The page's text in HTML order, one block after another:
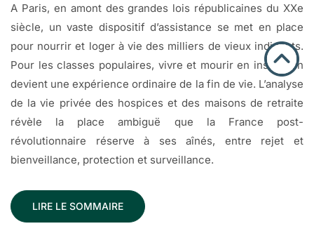
A Paris, en amont des grandes lois républicaines du XXe
siècle, un vaste dispositif d’assistance se met en place
pour nourrir et loger à vie des milliers de vieux indigents.
Pour les classes populaires, vivre et mourir en institution
devient une expérience ordinaire de la fin de vie. L’analyse
de la vie privée des hospices et des maisons de retraite
révèle la place ambiguë que la France post-
révolutionnaire réserve à ses aînés, entre rejet et
bienveillance, protection et surveillance.
LIRE LE SOMMAIRE